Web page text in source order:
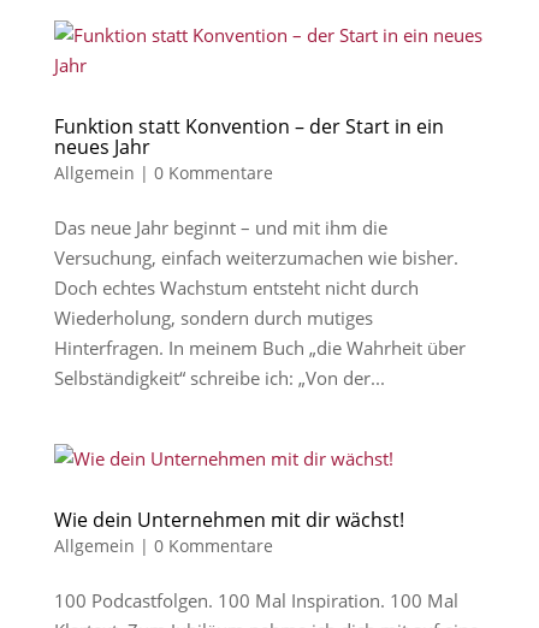
Funktion statt Konvention – der Start in ein
neues Jahr
Allgemein | 0 Kommentare
Das neue Jahr beginnt – und mit ihm die
Versuchung, einfach weiterzumachen wie bisher.
Doch echtes Wachstum entsteht nicht durch
Wiederholung, sondern durch mutiges
Hinterfragen. In meinem Buch „die Wahrheit über
Selbständigkeit“ schreibe ich: „Von der...
Wie dein Unternehmen mit dir wächst!
Allgemein | 0 Kommentare
100 Podcastfolgen. 100 Mal Inspiration. 100 Mal